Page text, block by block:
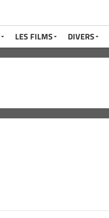
LES FILMS DIVERS